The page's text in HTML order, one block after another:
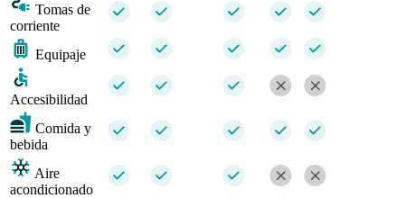
Tomas de
corriente
Equipaje
Accesibilidad
Comida y
bebida
Aire
acondicionado